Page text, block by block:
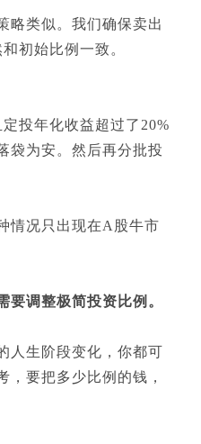
略类似。我们确保卖出
初始比例一致。
投年化收益超过了20%
袋为安。然后再分批投
情况只出现在A股牛市
要调整极简投资比例。
人生阶段变化，你都可
，要把多少比例的钱，